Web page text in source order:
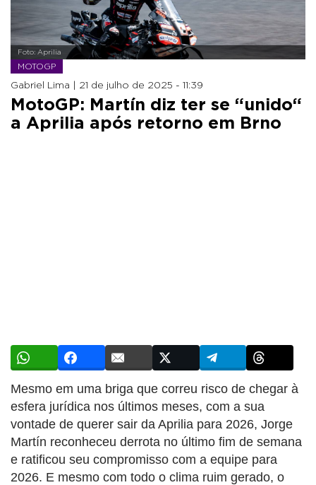
Foto: Aprilia
MOTOGP
Gabriel Lima | 21 de julho de 2025 - 11:39
MotoGP: Martín diz ter se “unido“
a Aprilia após retorno em Brno
Mesmo em uma briga que correu risco de chegar à
esfera jurídica nos últimos meses, com a sua
vontade de querer sair da Aprilia para 2026, Jorge
Martín reconheceu derrota no último fim de semana
e ratificou seu compromisso com a equipe para
2026. E mesmo com todo o clima ruim gerado, o